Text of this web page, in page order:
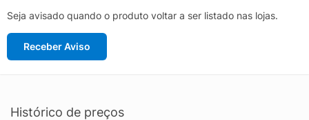
Seja avisado quando o produto voltar a ser listado nas lojas.
Receber Aviso
Histórico de preços